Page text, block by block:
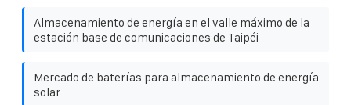
Almacenamiento de energía en el valle máximo de la
estación base de comunicaciones de Taipéi
Mercado de baterías para almacenamiento de energía
solar